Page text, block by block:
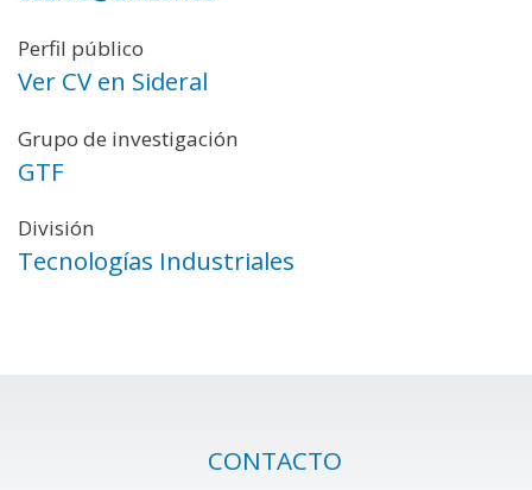
Perfil público
Ver CV en Sideral
Grupo de investigación
GTF
División
Tecnologías Industriales
CONTACTO